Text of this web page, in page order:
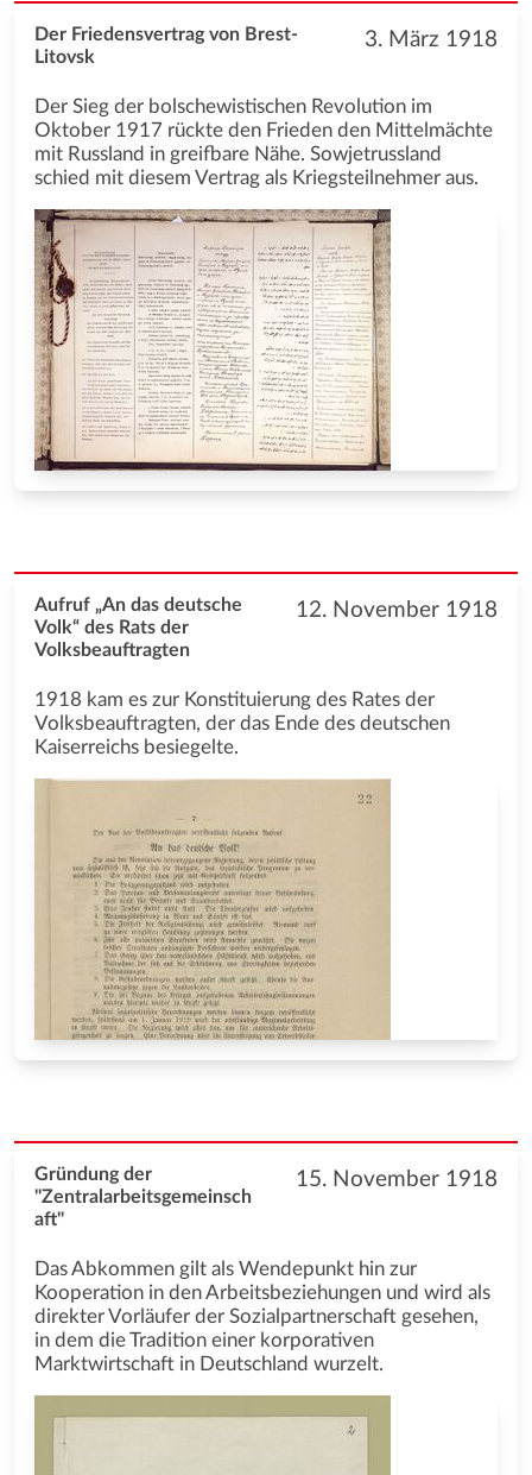
3. März 1918
Der Friedensvertrag von Brest-
Litovsk
Der Sieg der bolschewistischen Revolution im
Oktober 1917 rückte den Frieden den Mittelmächte
mit Russland in greifbare Nähe. Sowjetrussland
schied mit diesem Vertrag als Kriegsteilnehmer aus.
12. November 1918
Aufruf „An das deutsche
Volk“ des Rats der
Volksbeauftragten
1918 kam es zur Konstituierung des Rates der
Volksbeauftragten, der das Ende des deutschen
Kaiserreichs besiegelte.
15. November 1918
Gründung der
"Zentralarbeitsgemeinsch
aft"
Das Abkommen gilt als Wendepunkt hin zur
Kooperation in den Arbeitsbeziehungen und wird als
direkter Vorläufer der Sozialpartnerschaft gesehen,
in dem die Tradition einer korporativen
Marktwirtschaft in Deutschland wurzelt.